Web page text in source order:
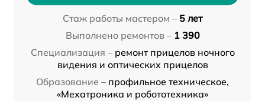
Стаж работы мастером – 5 лет
Выполнено ремонтов – 1 390
Специализация – ремонт прицелов ночного
видения и оптических прицелов
Образование – профильное техническое,
«Мехатроника и робототехника»